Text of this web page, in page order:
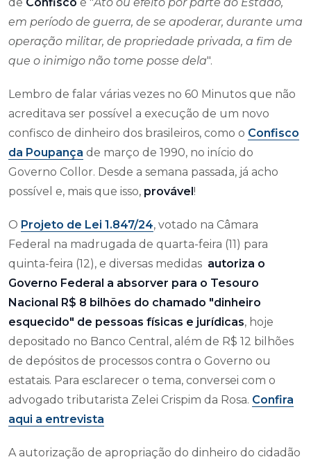
em período de guerra, de se apoderar, durante uma
operação militar, de propriedade privada, a fim de
que o inimigo não tome posse dela".
Lembro de falar várias vezes no 60 Minutos que não
acreditava ser possível a execução de um novo
confisco de dinheiro dos brasileiros, como o Confisco
da Poupança de março de 1990, no início do
Governo Collor. Desde a semana passada, já acho
possível e, mais que isso, provável!
O Projeto de Lei 1.847/24, votado na Câmara
Federal na madrugada de quarta-feira (11) para
quinta-feira (12), e diversas medidas autoriza o
Governo Federal a absorver para o Tesouro
Nacional R$ 8 bilhões do chamado "dinheiro
esquecido" de pessoas físicas e jurídicas, hoje
depositado no Banco Central, além de R$ 12 bilhões
de depósitos de processos contra o Governo ou
estatais. Para esclarecer o tema, conversei com o
advogado tributarista Zelei Crispim da Rosa. Confira
aqui a entrevista
A autorização de apropriação do dinheiro do cidadão